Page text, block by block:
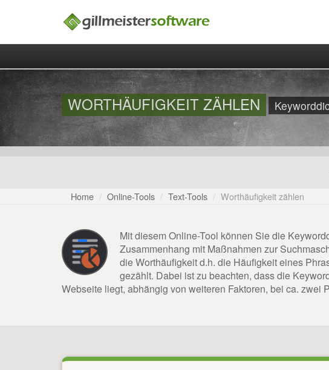
WORTHÄUFIGKEIT ZÄHLEN
Home Online-Tools Text-Tools Worthäufigkeit zählen
Mit diesem Online-Tool können Sie die
Zusammenhang mit Maßnahmen zur
die Worthäufigkeit d.h. die Häufigkeit eines
gezählt. Dabei ist zu beachten, dass die
Webseite liegt, abhängig von weiteren Faktoren, bei ca. zwei